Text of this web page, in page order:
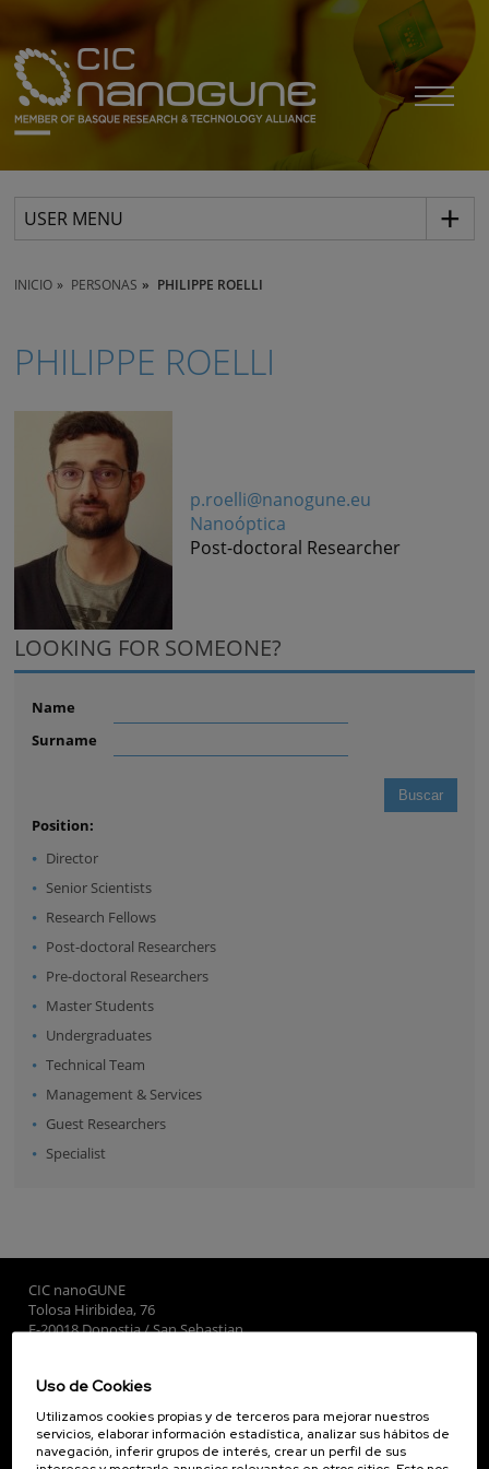
USER MENU
INICIO PERSONAS PHILIPPE ROELLI
PHILIPPE ROELLI
p.roelli@nanogune.eu
Nanoóptica
Post-doctoral Researcher
LOOKING FOR SOMEONE?
Name
Surname
Position:
Director
Senior Scientists
Research Fellows
Post-doctoral Researchers
Pre-doctoral Researchers
Master Students
Undergraduates
Technical Team
Management & Services
Guest Researchers
Specialist
CIC nanoGUNE
Tolosa Hiribidea, 76
E-20018 Donostia / San Sebastian
Subscribe to our Newsletter
nanoGUNE
Uso de Cookies
Utilizamos cookies propias y de terceros para mejorar nuestros
servicios, elaborar información estadística, analizar sus hábitos de
navegación, inferir grupos de interés, crear un perfil de sus